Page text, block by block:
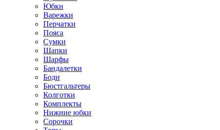
Юбки
Варежки
Перчатки
Пояса
Сумки
Шапки
Шарфы
Бандалетки
Боди
Бюстгальтеры
Колготки
Комплекты
Нижние юбки
Сорочки